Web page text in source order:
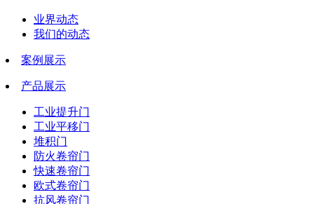
业界动态
我们的动态
案例展示
产品展示
工业提升门
工业平移门
堆积门
防火卷帘门
快速卷帘门
欧式卷帘门
抗风卷帘门